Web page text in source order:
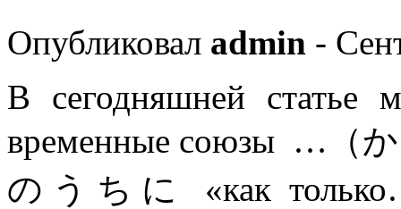
Опубликовал admin -
В сегодняшней статье
временные союзы …（
のうちに «как